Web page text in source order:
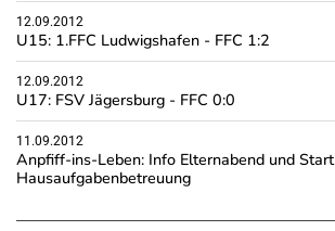
12.09.2012
U15: 1.FFC Ludwigshafen - FFC 1:2
12.09.2012
U17: FSV Jägersburg - FFC 0:0
11.09.2012
Anpfiff-ins-Leben: Info Elternabend und Start
Hausaufgabenbetreuung